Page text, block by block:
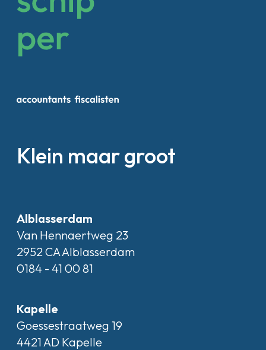
Klein maar groot
Alblasserdam
Van Hennaertweg 23
2952 CA Alblasserdam
0184 - 41 00 81
Kapelle
Goessestraatweg 19
4421 AD Kapelle